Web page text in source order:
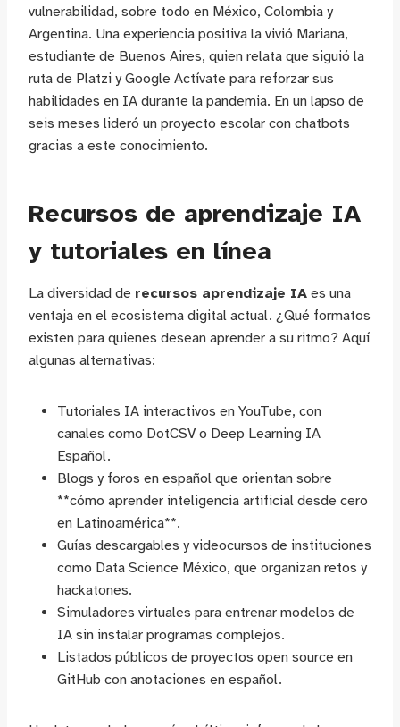
vulnerabilidad, sobre todo en México, Colombia y
Argentina. Una experiencia positiva la vivió Mariana,
estudiante de Buenos Aires, quien relata que siguió la
ruta de Platzi y Google Actívate para reforzar sus
habilidades en IA durante la pandemia. En un lapso de
seis meses lideró un proyecto escolar con chatbots
gracias a este conocimiento.
Recursos de aprendizaje IA
y tutoriales en línea
La diversidad de recursos aprendizaje IA es una
ventaja en el ecosistema digital actual. ¿Qué formatos
existen para quienes desean aprender a su ritmo? Aquí
algunas alternativas:
Tutoriales IA interactivos en YouTube, con
canales como DotCSV o Deep Learning IA
Español.
Blogs y foros en español que orientan sobre
**cómo aprender inteligencia artificial desde cero
en Latinoamérica**.
Guías descargables y videocursos de instituciones
como Data Science México, que organizan retos y
hackatones.
Simuladores virtuales para entrenar modelos de
IA sin instalar programas complejos.
Listados públicos de proyectos open source en
GitHub con anotaciones en español.